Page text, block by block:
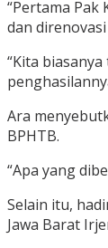
“Pertama
dan
“Kita
Ara
BPHTB.
“Apa yang
Selain itu,
Jawa Barat